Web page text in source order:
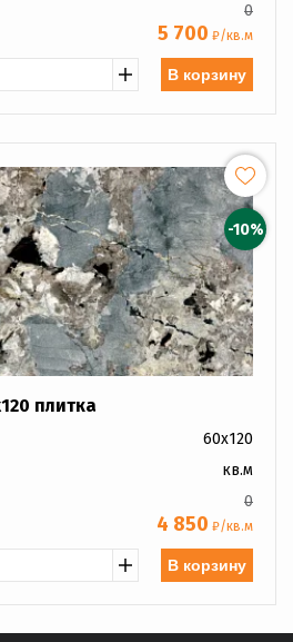
0
5 700 ₽/кв.м
В корзину
-10%
плитка
60x120
кв.м
0
4 850 ₽/кв.м
В корзину